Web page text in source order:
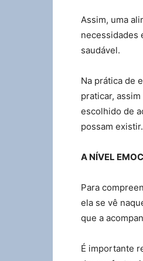
Assim, uma
necessidades
saudável.
Na prática de
praticar,
escolhido de
possam existir.
A NÍVEL
Para
ela se vê
que a
É importante